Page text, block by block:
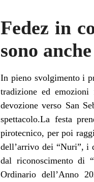
Fedez in
sono
In pieno svolgimento i
tradizione ed
devozione verso San
spettacolo.La festa
pirotecnico, per poi
dell’arrivo dei “Nuri”, i
dal riconoscimento di
Ordinario dell’Anno